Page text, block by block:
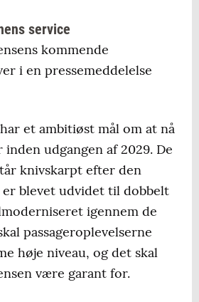
service
kommende
i en pressemeddelelse
et ambitiøst mål om at nå
udgangen af 2029. De
knivskarpt efter den
blevet udvidet til dobbelt
igennem de
passageroplevelserne
høje niveau, og det skal
være garant for.